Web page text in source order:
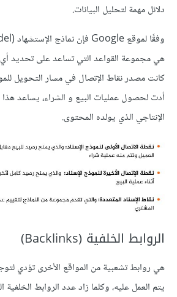
دلائل مهمة لتحليل البيانات.
هي مجموعة القواعد التي تساعد على تحديد أي
كانت مصدر نقاط الإتصال في مسار التحويل
أدت لحصول عمليات البيع و الشراء، يساعد
الإنتاجي الذي يولده المحتوى.
الروابط الخلفية (Backlinks)
هي روابط تشعبية من المواقع الأخرى تؤدي
يتم العمل عليه، وكلما زاد عدد الروابط الخلفية